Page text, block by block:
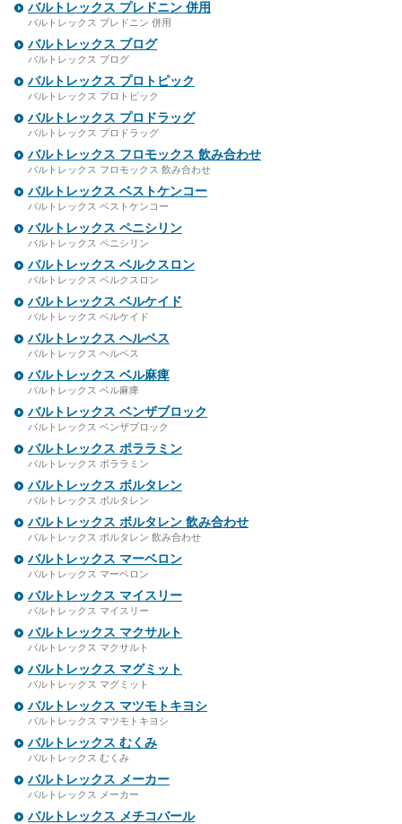
バルトレックス プレドニン 併用
バルトレックス プレドニン 併用
バルトレックス ブログ
バルトレックス ブログ
バルトレックス プロトピック
バルトレックス プロトピック
バルトレックス プロドラッグ
バルトレックス プロドラッグ
バルトレックス フロモックス 飲み合わせ
バルトレックス フロモックス 飲み合わせ
バルトレックス ベストケンコー
バルトレックス ベストケンコー
バルトレックス ペニシリン
バルトレックス ペニシリン
バルトレックス ベルクスロン
バルトレックス ベルクスロン
バルトレックス ベルケイド
バルトレックス ベルケイド
バルトレックス ヘルペス
バルトレックス ヘルペス
バルトレックス ベル麻痺
バルトレックス ベル麻痺
バルトレックス ベンザブロック
バルトレックス ベンザブロック
バルトレックス ポララミン
バルトレックス ポララミン
バルトレックス ボルタレン
バルトレックス ボルタレン
バルトレックス ボルタレン 飲み合わせ
バルトレックス ボルタレン 飲み合わせ
バルトレックス マーベロン
バルトレックス マーベロン
バルトレックス マイスリー
バルトレックス マイスリー
バルトレックス マクサルト
バルトレックス マクサルト
バルトレックス マグミット
バルトレックス マグミット
バルトレックス マツモトキヨシ
バルトレックス マツモトキヨシ
バルトレックス むくみ
バルトレックス むくみ
バルトレックス メーカー
バルトレックス メーカー
バルトレックス メチコバール